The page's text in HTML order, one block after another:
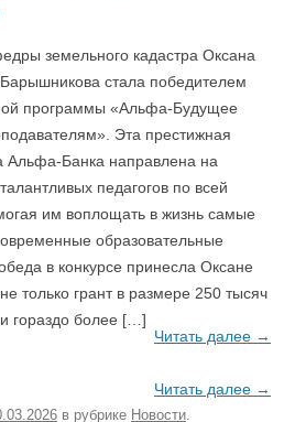
земельного кадастра Оксана
стала победителем
программы «Альфа-Будущее
Эта престижная
Альфа-Банка направлена на
педагогов по всей
им воплощать в жизнь самые
образовательные
в конкурсе принесла Оксане
только грант в размере 250 тысяч
гораздо более […]
Читать далее →
Читать далее →
в рубрике Новости.